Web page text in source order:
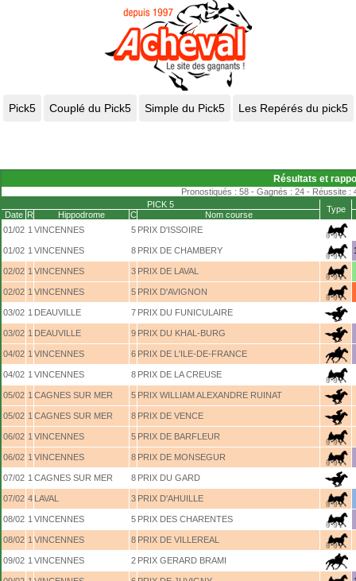
Résultats et
Pronostiqués : 58 - Gagnés : 24 - Réussite :
PICK 5
Type
Date R Hippodrome C
Nom course
01/02 1 VINCENNES 5 PRIX D'ISSOIRE
01/02 1 VINCENNES 8 PRIX DE CHAMBERY
02/02 1 VINCENNES 3 PRIX DE LAVAL
02/02 1 VINCENNES 5 PRIX D'AVIGNON
03/02 1 DEAUVILLE 7 PRIX DU FUNICULAIRE
03/02 1 DEAUVILLE 9 PRIX DU KHAL-BURG
04/02 1 VINCENNES 6 PRIX DE L'ILE-DE-FRANCE
04/02 1 VINCENNES 8 PRIX DE LA CREUSE
05/02 1 CAGNES SUR MER 5 PRIX WILLIAM ALEXANDRE RUINAT
05/02 1 CAGNES SUR MER 8 PRIX DE VENCE
06/02 1 VINCENNES 5 PRIX DE BARFLEUR
06/02 1 VINCENNES 8 PRIX DE MONSEGUR
07/02 1 CAGNES SUR MER 8 PRIX DU GARD
07/02 4 LAVAL 3 PRIX D'AHUILLE
08/02 1 VINCENNES 5 PRIX DES CHARENTES
08/02 1 VINCENNES 8 PRIX DE VILLEREAL
09/02 1 VINCENNES 2 PRIX GERARD BRAMI